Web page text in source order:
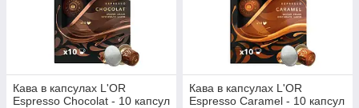
Кава в капсулах L'OR
Espresso Chocolat - 10 капсул
Кава в капсулах L'OR
Espresso Caramel - 10 капсул